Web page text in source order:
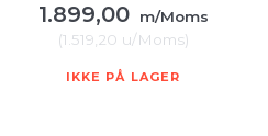
1.899,00
m/Moms
(1.519,20 u/Moms)
IKKE PÅ LAGER